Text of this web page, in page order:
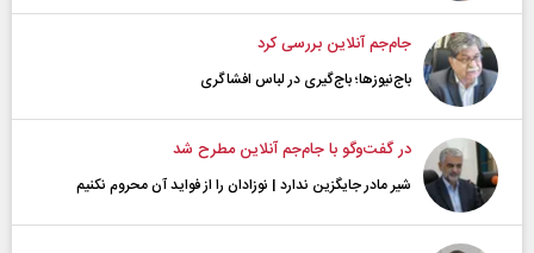
جام‌جم آنلاین بررسی کرد
باج‌نیوزها؛ باج‌گیری در لباس افشاگری
در گفت‌و‌گو با جام‌جم آنلاین مطرح شد
شیر مادر جایگزین ندارد | نوزادان را از فواید آن محروم نکنیم